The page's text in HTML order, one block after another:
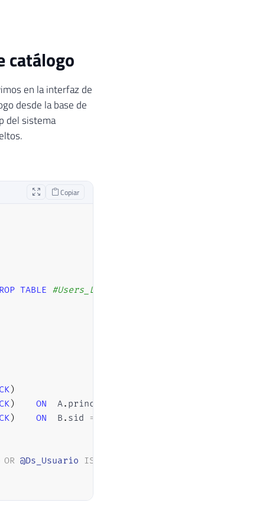
catálogo
en la interfaz de
desde la base de
del sistema
Copiar
TABLE #Users_Logins
)
) ON
	A
. principal_id
) ON
	B
. sid =
OR @Ds_Usuario IS